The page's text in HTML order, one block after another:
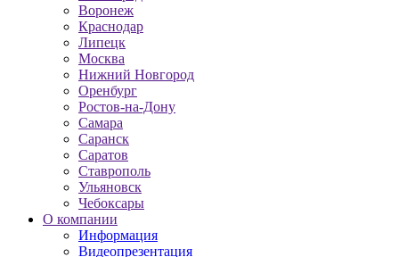
Воронеж
Краснодар
Липецк
Москва
Нижний Новгород
Оренбург
Ростов-на-Дону
Самара
Саранск
Саратов
Ставрополь
Ульяновск
Чебоксары
О компании
Информация
Видеопрезентация